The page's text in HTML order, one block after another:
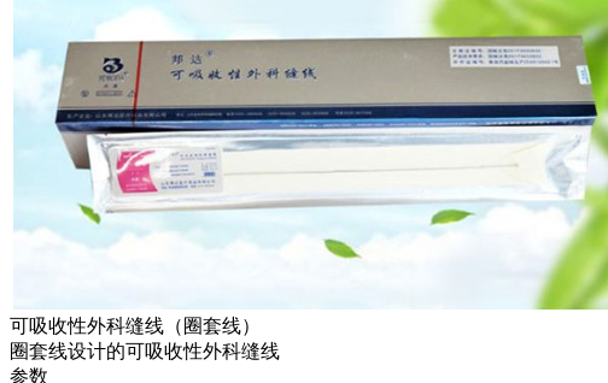
可吸收性外科缝线（圈套线）
圈套线设计的可吸收性外科缝线
参数